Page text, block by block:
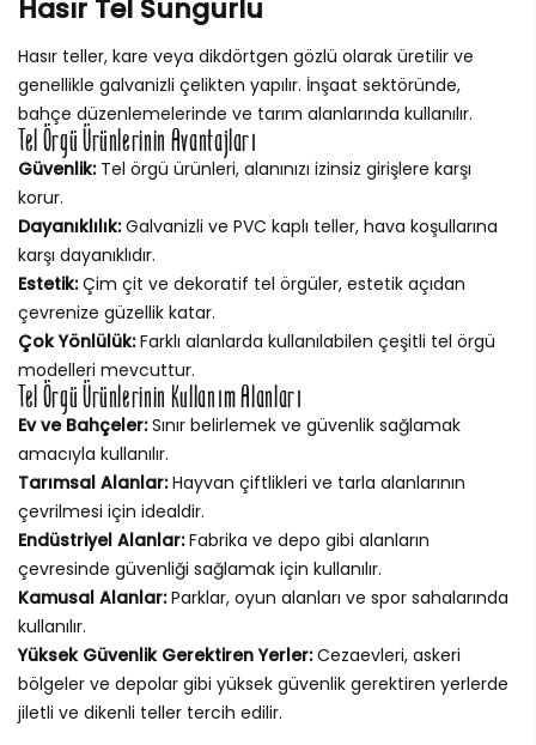
Hasır Tel Sungurlu
Hasır teller, kare veya dikdörtgen gözlü olarak üretilir ve
genellikle galvanizli çelikten yapılır. İnşaat sektöründe,
bahçe düzenlemelerinde ve tarım alanlarında kullanılır.
Tel Örgü Ürünlerinin Avantajları
Güvenlik:Tel örgü ürünleri, alanınızı izinsiz girişlere karşı
korur.
Dayanıklılık:Galvanizli ve PVC kaplı teller, hava koşullarına
karşı dayanıklıdır.
Estetik:Çim çit ve dekoratif tel örgüler, estetik açıdan
çevrenize güzellik katar.
Çok Yönlülük:Farklı alanlarda kullanılabilen çeşitli tel örgü
modelleri mevcuttur.
Tel Örgü Ürünlerinin Kullanım Alanları
Ev ve Bahçeler:Sınır belirlemek ve güvenlik sağlamak
amacıyla kullanılır.
Tarımsal Alanlar:Hayvan çiftlikleri ve tarla alanlarının
çevrilmesi için idealdir.
Endüstriyel Alanlar:Fabrika ve depo gibi alanların
çevresinde güvenliği sağlamak için kullanılır.
Kamusal Alanlar:Parklar, oyun alanları ve spor sahalarında
kullanılır.
Yüksek Güvenlik Gerektiren Yerler:Cezaevleri, askeri
bölgeler ve depolar gibi yüksek güvenlik gerektiren yerlerde
jiletli ve dikenli teller tercih edilir.